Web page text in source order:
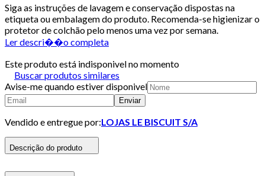
Siga as instruções de lavagem e conservação dispostas na
etiqueta ou embalagem do produto. Recomenda-se higienizar o
protetor de colchão pelo menos uma vez por semana.
Ler descri��o completa
Este produto está indisponivel no momento
Buscar produtos similares
Avise-me quando estiver disponivel
Enviar
Vendido e entregue por:LOJAS LE BISCUIT S/A
Descrição do produto